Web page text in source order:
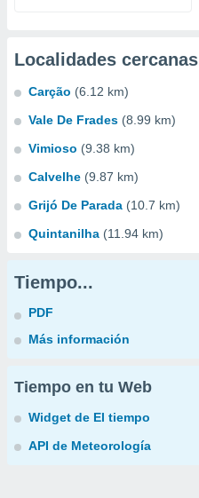
Localidades cercanas
Carção (6.12 km)
Vale De Frades (8.99 km)
Vimioso (9.38 km)
Calvelhe (9.87 km)
Grijó De Parada (10.7 km)
Quintanilha (11.94 km)
Tiempo...
PDF
Más información
Tiempo en tu Web
Widget de El tiempo
API de Meteorología